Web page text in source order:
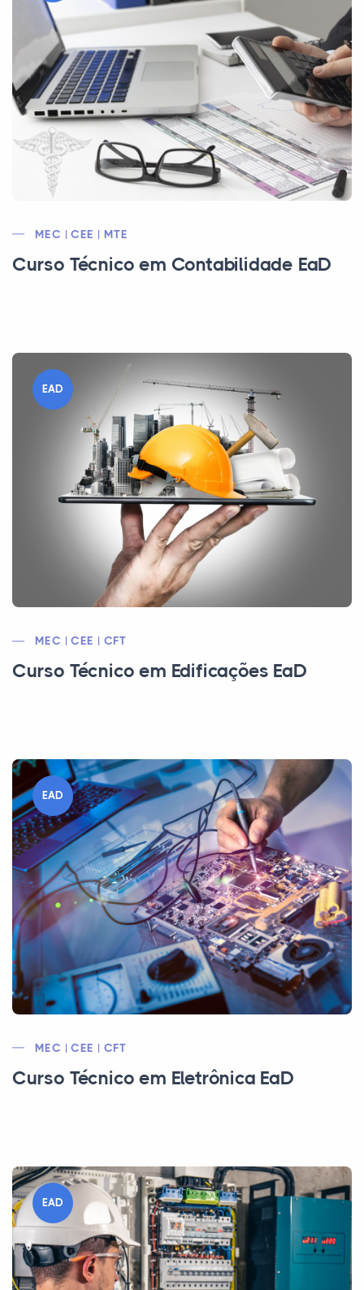
MEC | CEE | MTE
Curso Técnico em Contabilidade EaD
EAD
MEC | CEE | CFT
Curso Técnico em Edificações EaD
EAD
MEC | CEE | CFT
Curso Técnico em Eletrônica EaD
EAD